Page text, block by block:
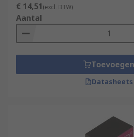
€ 14,51(excl. BTW)
Aantal
Toevoegen
Datasheets